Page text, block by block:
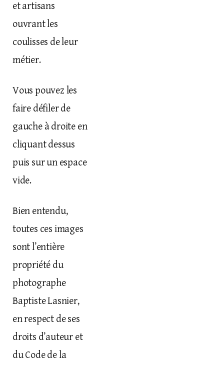
etartisans
ouvrant les
coulisses de leur
métier.
Vous pouvez les
faire défiler de
gauche à droite en
cliquant dessus
puis sur un espace
vide.
Bien entendu,
toutes ces images
sont l’entière
propriété du
photographe
Baptiste Lasnier,
en respect de ses
droits d’auteur et
du Code de la